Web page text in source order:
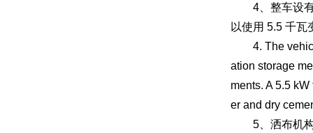
4、整车设有
以使用 5.5 千
4. The vehicle
ation storage
ments. A 5.5
er and dry
5、洒布机构